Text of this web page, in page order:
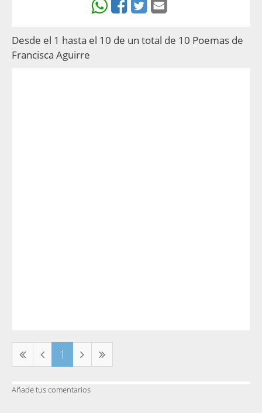
Desde el 1 hasta el 10 de un total de 10 Poemas de
Francisca Aguirre
1
Añade tus comentarios